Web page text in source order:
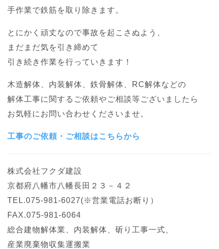
手作業で鉄筋を取り除きます。
とにかく頑丈なので事故を起こさぬよう、
まだまだ気を引き締めて
引き続き作業を行っていきます！
木造解体、内装解体、鉄骨解体、RC解体などの
解体工事に関するご依頼やご相談等ございましたら
お気軽にお問い合わせくださいませ。
工事のご依頼・ご相談はこちらから
株式会社フクダ建設
京都府八幡市八幡長田２３－４２
TEL.075-981-6027(※営業電話お断り）
FAX.075-981-6064
総合建物解体業、内装解体、斫り工事一式、
産業廃棄物収集運搬業